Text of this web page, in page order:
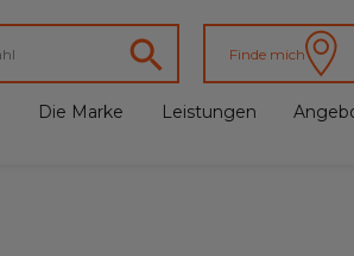
Finde mich
Die Marke Leistungen